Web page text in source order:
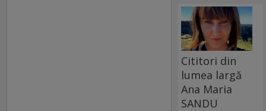
Cititori din
lumea largă
Ana Maria
SANDU